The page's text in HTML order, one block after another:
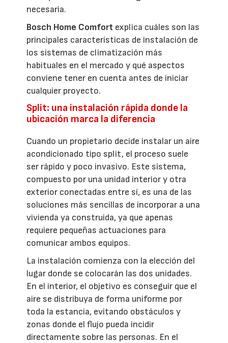
necesaria.
Bosch Home Comfort explica cuáles son las
principales características de instalación de
los sistemas de climatización más
habituales en el mercado y qué aspectos
conviene tener en cuenta antes de iniciar
cualquier proyecto.
Split: una instalación rápida donde la
ubicación marca la diferencia
Cuando un propietario decide instalar un aire
acondicionado tipo split, el proceso suele
ser rápido y poco invasivo. Este sistema,
compuesto por una unidad interior y otra
exterior conectadas entre sí, es una de las
soluciones más sencillas de incorporar a una
vivienda ya construida, ya que apenas
requiere pequeñas actuaciones para
comunicar ambos equipos.
La instalación comienza con la elección del
lugar donde se colocarán las dos unidades.
En el interior, el objetivo es conseguir que el
aire se distribuya de forma uniforme por
toda la estancia, evitando obstáculos y
zonas donde el flujo pueda incidir
directamente sobre las personas. En el